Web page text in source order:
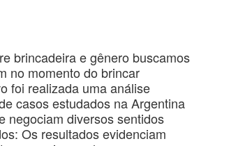
brincadeira e gênero buscamos
no momento do brincar
foi realizada uma análise
casos estudados na Argentina
negociam diversos sentidos
Os resultados evidenciam